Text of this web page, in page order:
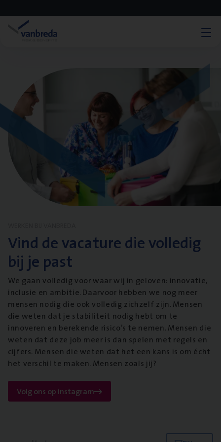
Vind de vacature die volledig
bij je past
We gaan volledig voor waar wij in geloven: innovatie,
inclusie en ambitie. Daarvoor hebben we nog meer
mensen nodig die ook volledig zichzelf zijn. Mensen
die weten dat je stabiliteit nodig hebt om te
innoveren en berekende risico’s te nemen. Mensen die
weten dat deze job meer is dan spelen met regels en
cijfers. Mensen die weten dat het een kans is om écht
het verschil te maken. Mensen zoals jij?
Volg ons op instagram